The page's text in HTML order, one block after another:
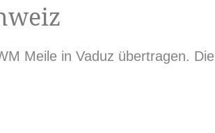
Meile in Vaduz übertragen. Die